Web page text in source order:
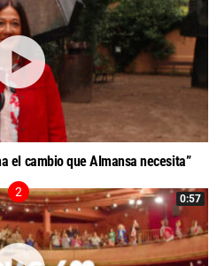
el cambio que Almansa necesita”
0:57